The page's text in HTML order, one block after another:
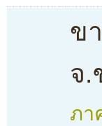
ข
จ.
ภา